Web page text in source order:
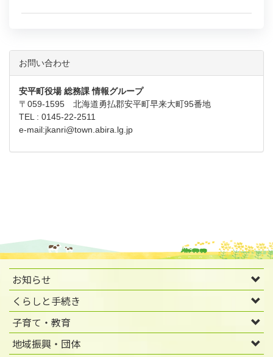
お問い合わせ
安平町役場 総務課 情報グループ
〒059-1595 北海道勇払郡安平町早来大町95番地
TEL : 0145-22-2511
e-mail:jkanri@town.abira.lg.jp
お知らせ
くらしと手続き
子育て・教育
地域振興・団体